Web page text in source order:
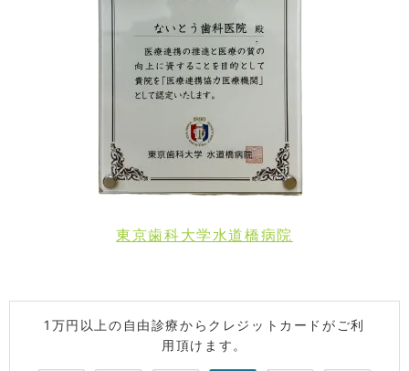
東京歯科大学水道橋病院
1万円以上の自由診療からクレジットカードがご利
用頂けます。